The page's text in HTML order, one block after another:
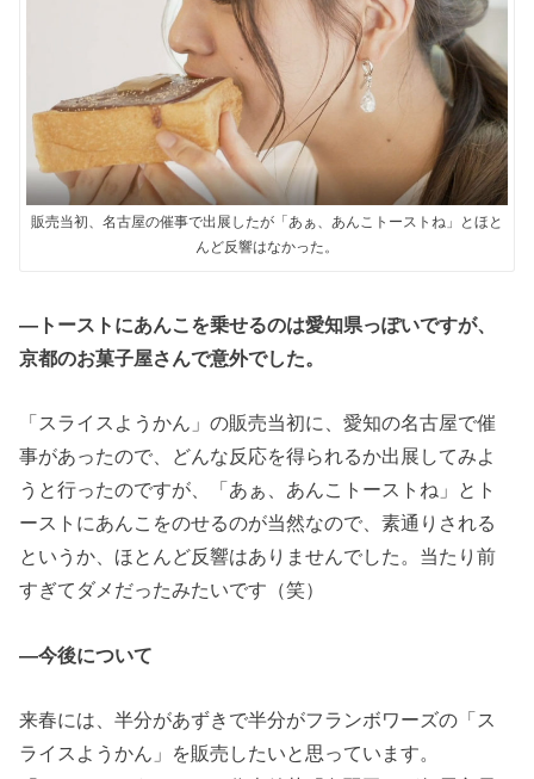
販売当初、名古屋の催事で出展したが「あぁ、あんこトーストね」とほと
んど反響はなかった。
―トーストにあんこを乗せるのは愛知県っぽいですが、
京都のお菓子屋さんで意外でした。
「スライスようかん」の販売当初に、愛知の名古屋で催
事があったので、どんな反応を得られるか出展してみよ
うと行ったのですが、「あぁ、あんこトーストね」とト
ーストにあんこをのせるのが当然なので、素通りされる
というか、ほとんど反響はありませんでした。当たり前
すぎてダメだったみたいです（笑）
―今後について
来春には、半分があずきで半分がフランボワーズの「ス
ライスようかん」を販売したいと思っています。